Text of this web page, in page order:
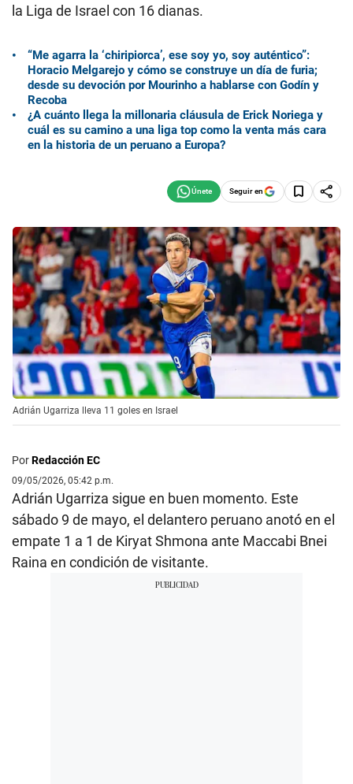
la Liga de Israel con 16 dianas.
“Me agarra la ‘chiripiorca’, ese soy yo, soy auténtico”:
Horacio Melgarejo y cómo se construye un día de furia;
desde su devoción por Mourinho a hablarse con Godín y
Recoba
¿A cuánto llega la millonaria cláusula de Erick Noriega y
cuál es su camino a una liga top como la venta más cara
en la historia de un peruano a Europa?
Seguir en
Adrián Ugarriza lleva 11 goles en Israel
PorRedacción EC
09/05/2026, 05:42 p.m.
Adrián Ugarriza sigue en buen momento. Este
sábado 9 de mayo, el delantero peruano anotó en el
empate 1 a 1 de Kiryat Shmona ante Maccabi Bnei
Raina en condición de visitante.